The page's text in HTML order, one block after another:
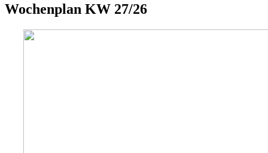
Wochenplan KW 27/26